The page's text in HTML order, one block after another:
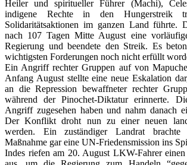
Heiler und spiritueller Führer (Machi),
indigene Rechte in den Hungerstreik
Solidaritätsaktionen im ganzen Land führte.
nach 107 Tagen Mitte August eine
Regierung und beendete den Streik. Es
wichtigsten Forderungen noch nicht erfüllt
Ein Angriff rechter Gruppen auf von Mapuche
Anfang August stellte eine neue Eskalation
an die Repression bewaffneter rechter
während der Pinochet-Diktatur erinnerte.
Angriff zugesehen haben und nahm danach
Der Konflikt droht nun zu einer neuen
werden. Ein zuständiger Landrat brachte
Maßnahme gar eine UN-Friedensmission ins
Indes riefen am 20. August LKW-Fahrer